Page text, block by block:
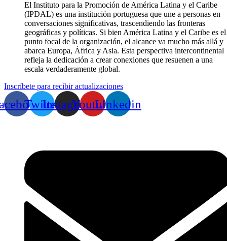
El Instituto para la Promoción de América Latina y el Caribe
(IPDAL) es una institución portuguesa que une a personas en
conversaciones significativas, trascendiendo las fronteras
geográficas y políticas. Si bien América Latina y el Caribe es el
punto focal de la organización, el alcance va mucho más allá y
abarca Europa, África y Asia. Esta perspectiva intercontinental
refleja la dedicación a crear conexiones que resuenen a una
escala verdaderamente global.
Inscríbete para recibir actualizaciones
TwitterInstagramYoutubeLinkedin